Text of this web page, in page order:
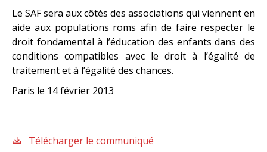
Le SAF sera aux côtés des associations qui viennent en
aide aux populations roms afin de faire respecter le
droit fondamental à l’éducation des enfants dans des
conditions compatibles avec le droit à l’égalité de
traitement et à l’égalité des chances.
Paris le 14 février 2013
Télécharger le communiqué